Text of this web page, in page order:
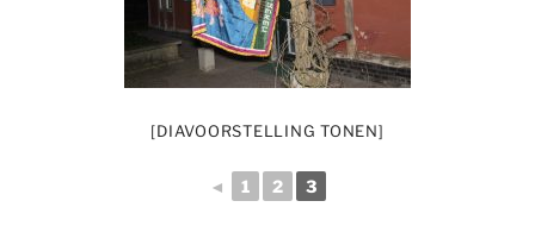
[DIAVOORSTELLING TONEN]
◄ 1 2 3